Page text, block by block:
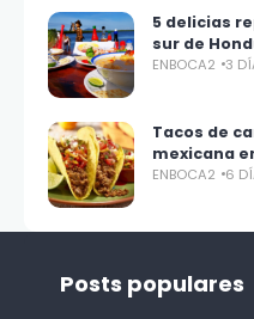
5 delicias
sur de
ENBOCA2 3
Tacos de
mexicana
ENBOCA2 6
Posts populares